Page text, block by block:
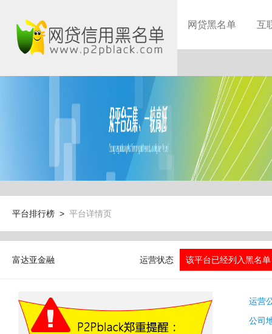
网贷黑名单 互
平台排行榜 > 平台详情页
富达亚金融 运营状态 该平台已经列入黑名
运营
公司